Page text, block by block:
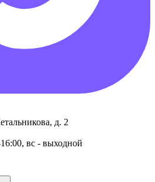
д. 2
вс - выходной